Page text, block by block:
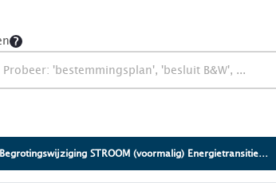
Begrotingswijziging STROOM (voormalig) Energietransitiehuis